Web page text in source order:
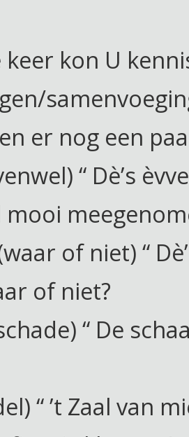
keer kon U
er nog een
“ Dè’s
mooi
of niet) “
of niet?
“ De
“ ’t Zaal van